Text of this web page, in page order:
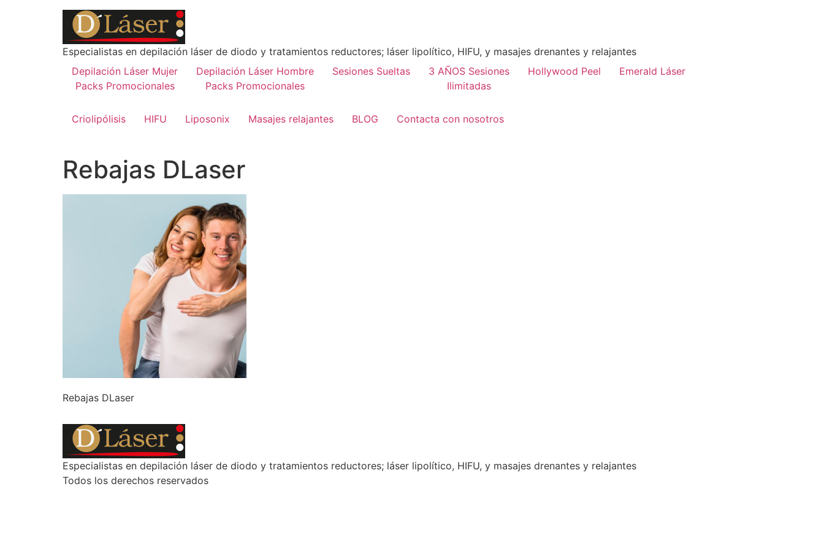
Especialistas en depilación láser de diodo y tratamientos reductores; láser lipolítico, HIFU, y masajes drenantes y relajantes
Depilación Láser Mujer
Packs Promocionales
Depilación Láser Hombre
Packs Promocionales
Sesiones Sueltas
3 AÑOS Sesiones
Ilimitadas
Hollywood Peel Emerald Láser
Criolipólisis HIFU Liposonix Masajes relajantes BLOG Contacta con nosotros
Rebajas DLaser
Rebajas DLaser
Especialistas en depilación láser de diodo y tratamientos reductores; láser lipolítico, HIFU, y masajes drenantes y relajantes
Todos los derechos reservados